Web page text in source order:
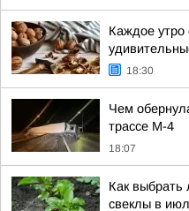
Каждое утро
18:30
Чем
трассе М-4
18:07
Как выбрать
свеклы в